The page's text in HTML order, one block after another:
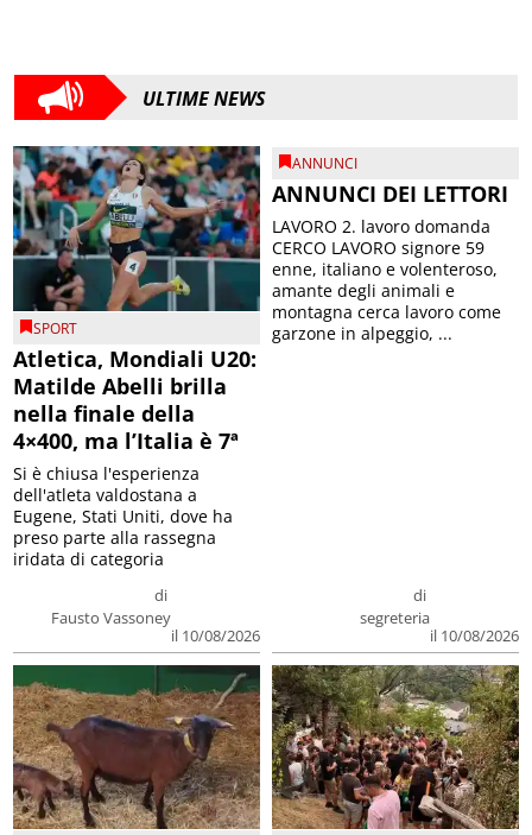
ULTIME NEWS
SPORT
Atletica, Mondiali U20:
Matilde Abelli brilla
nella finale della
4×400, ma l’Italia è 7ª
di
Fausto Vassoney
il 10/08/2026
Si è chiusa l'esperienza
dell'atleta valdostana a
Eugene, Stati Uniti, dove ha
preso parte alla rassegna
iridata di categoria
ANNUNCI
ANNUNCI DEI LETTORI
di
segreteria
il 10/08/2026
LAVORO 2. lavoro domanda
CERCO LAVORO signore 59
enne, italiano e volenteroso,
amante degli animali e
montagna cerca lavoro come
garzone in alpeggio, ...